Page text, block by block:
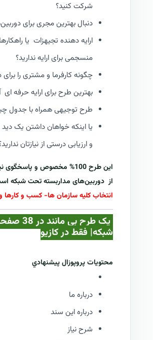
شرکت کنید؟
دنبال بهترین مجری برای
ارایه دهنده تجیهزات یا
منسجمی برای ارایه ندارید؟
چگونه کارفرما و مشتری را
بهترین طرح برای ارایه حرفه
طرح توجیهی همراه با جدول
یا اینکه خواهان داشتن یک
و ارزیابی درستی از نیازتان
این طرح 100% مخصوص و
از دوربین‌های مداربسته تحت شبکه
انتخاب کلیه سازمان ها- کسب و کارها
یک
شبکه| فقط در کازيو
محتويات پروپوزال پيشنهادي
درباره ما
درباره این سند
شرح نیاز